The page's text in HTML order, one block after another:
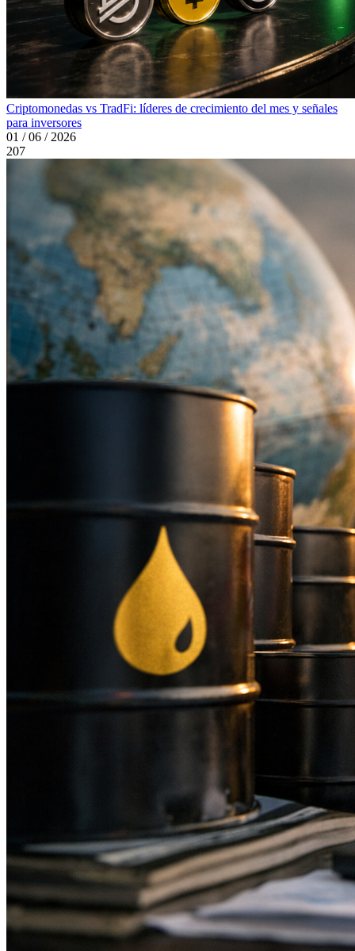
Criptomonedas vs TradFi: líderes de crecimiento del mes y señales
para inversores
01 / 06 / 2026
207